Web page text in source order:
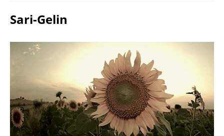
Sari-Gelin